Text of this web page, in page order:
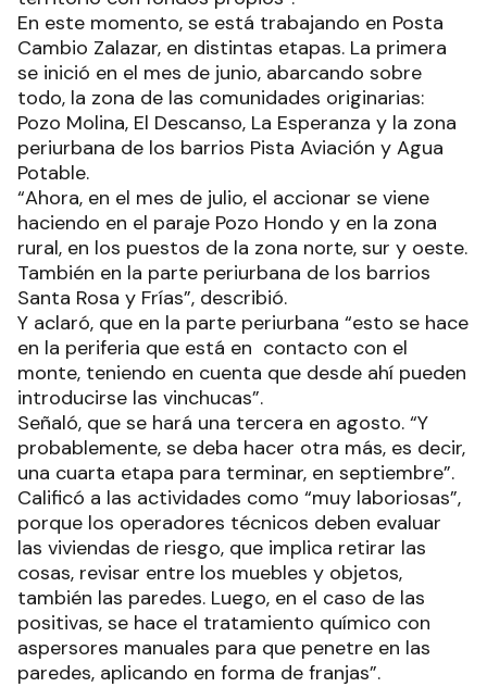
En este momento, se está trabajando en Posta
Cambio Zalazar, en distintas etapas. La primera
se inició en el mes de junio, abarcando sobre
todo, la zona de las comunidades originarias:
Pozo Molina, El Descanso, La Esperanza y la zona
periurbana de los barrios Pista Aviación y Agua
Potable.
“Ahora, en el mes de julio, el accionar se viene
haciendo en el paraje Pozo Hondo y en la zona
rural, en los puestos de la zona norte, sur y oeste.
También en la parte periurbana de los barrios
Santa Rosa y Frías”, describió.
Y aclaró, que en la parte periurbana “esto se hace
en la periferia que está en contacto con el
monte, teniendo en cuenta que desde ahí pueden
introducirse las vinchucas”.
Señaló, que se hará una tercera en agosto. “Y
probablemente, se deba hacer otra más, es decir,
una cuarta etapa para terminar, en septiembre”.
Calificó a las actividades como “muy laboriosas”,
porque los operadores técnicos deben evaluar
las viviendas de riesgo, que implica retirar las
cosas, revisar entre los muebles y objetos,
también las paredes. Luego, en el caso de las
positivas, se hace el tratamiento químico con
aspersores manuales para que penetre en las
paredes, aplicando en forma de franjas”.